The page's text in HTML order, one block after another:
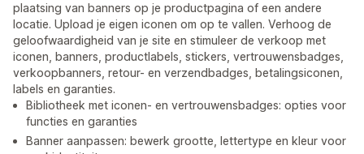
plaatsing van banners op je productpagina of een andere
locatie. Upload je eigen iconen om op te vallen. Verhoog de
geloofwaardigheid van je site en stimuleer de verkoop met
iconen, banners, productlabels, stickers, vertrouwensbadges,
verkoopbanners, retour- en verzendbadges, betalingsiconen,
labels en garanties.
Bibliotheek met iconen- en vertrouwensbadges: opties voor
functies en garanties
Banner aanpassen: bewerk grootte, lettertype en kleur voor